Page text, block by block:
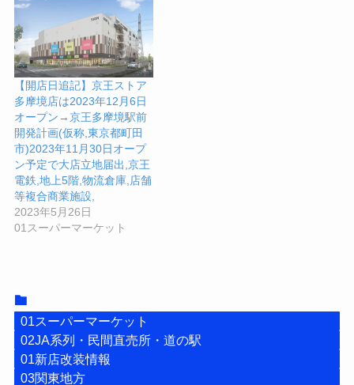
【開店日追記】京王ストア
多摩境店は2023年12月6日
オープン→京王多摩境駅前
開発計画(仮称,東京都町田
市)2023年11月30日オープ
ン予定で大店立地届出,京王
電鉄,地上5階,物流倉庫,店舗
等複合商業施設,
2023年5月26日
01スーパーマーケット
01スーパーマーケット
02JA系列・民間直売所・道の駅
01新店改装情報
03関東地方